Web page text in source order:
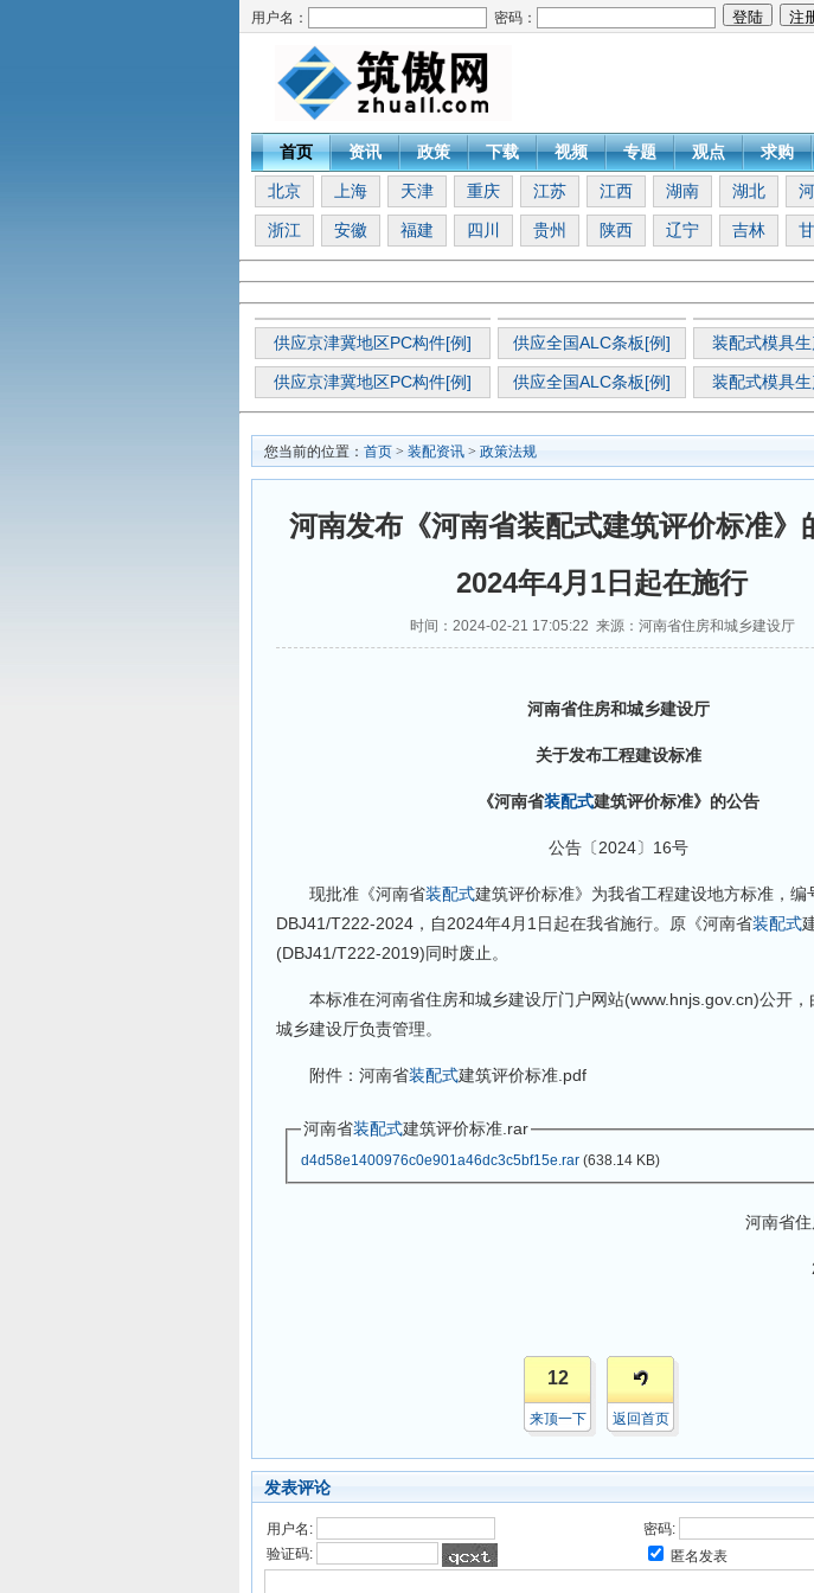
用户名： 密码：
首页 资讯 政策 下载 视频 专题 观点 求购
北京 上海 天津 重庆 江苏 江西 湖南 湖北
浙江 安徽 福建 四川 贵州 陕西 辽宁 吉林
供应京津冀地区PC构件[例] 供应全国ALC条板[例] 装配式模具
供应京津冀地区PC构件[例] 供应全国ALC条板[例] 装配式模具
您当前的位置： 首页 > 装配资讯 > 政策法规
河南发布《河南省装配式建筑评价标准》
2024年4月1日起在施行
时间：2024-02-21 17:05:22 来源：河南省住房和城乡建设厅
河南省住房和城乡建设厅
关于发布工程建设标准
《河南省装配式建筑评价标准》的公告
公告〔2024〕16号
现批准《河南省装配式建筑评价标准》为我省工程建设地方标准，编
DBJ41/T222-2024，自2024年4月1日起在我省施行。原《河南省装配式
(DBJ41/T222-2019)同时废止。
本标准在河南省住房和城乡建设厅门户网站(www.hnjs.gov.cn)公开，
城乡建设厅负责管理。
附件：河南省装配式建筑评价标准.pdf
河南省装配式建筑评价标准.rar
d4d58e1400976c0e901a46dc3c5bf15e.rar(638.14 KB)
河南省住
12
来顶一下 返回首页
发表评论
用户名:
密码:
验证码:
匿名发表